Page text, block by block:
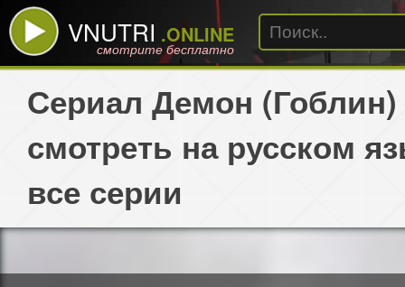
VNUTRI .ONLINE
смотрите бесплатно
Сериал Демон (Гоблин)
смотреть на русском
все серии